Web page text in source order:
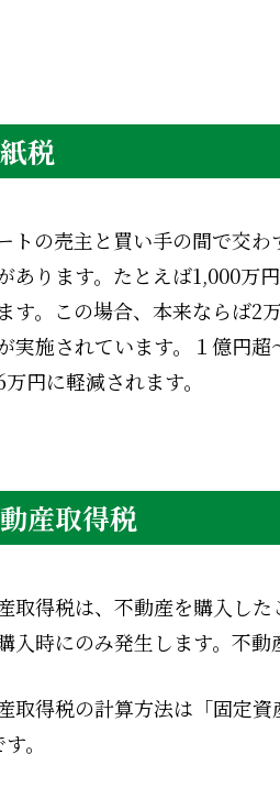
税
トの売主と買い手の間で交
あります。たとえば1,000万
す。この場合、本来ならば2
実施されています。１億円
円に軽減されます。
産取得税
取得税は、不動産を購入し
入時にのみ発生します。不
取得税の計算方法は「固定
。